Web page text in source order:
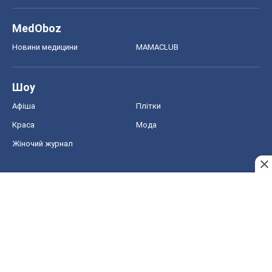
MedOboz
Новини медицини MAMACLUB
Шоу
Афіша Плітки
Краса Мода
Жіночий журнал